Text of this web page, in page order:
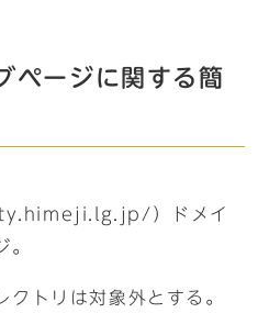
ページに関する簡
）ドメイ
。
クトリは対象外とする。